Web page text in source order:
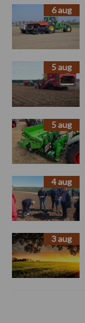
6 aug
5 aug
5 aug
4 aug
3 aug